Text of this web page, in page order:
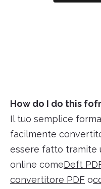
How do I do this
Il tuo semplice
facilmente
essere fatto tramite
online comeDeft
convertitore PDF o